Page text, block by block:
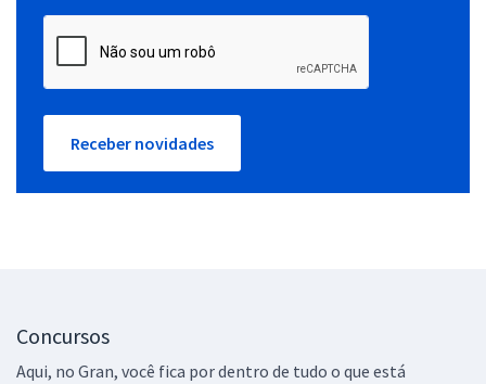
Receber novidades
Concursos
Aqui, no Gran, você fica por dentro de tudo o que está